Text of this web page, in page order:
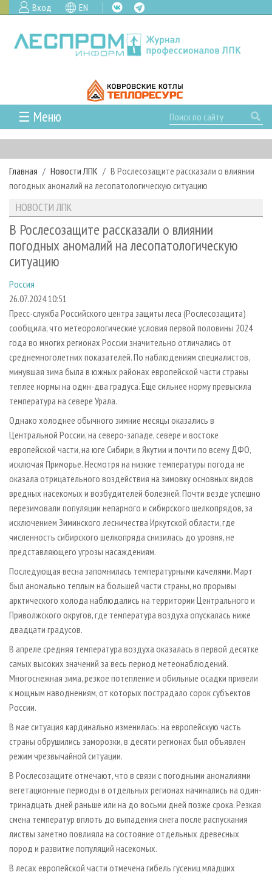
Вход EN
☰ Меню
ГЛАВНАЯ
РУБРИКИ И ТЕМЫ
РУБРИКИ ЖУРНАЛА
ЛЕСОЗАГОТОВКА
ЛЕСОПИЛЕНИЕ
ДЕРЕВООБРАБОТКА
СУШКА ДРЕВЕСИНЫ
ПРОИЗВОДСТВО ДРЕВЕСНЫХ ПЛИТ
ДЕРЕВЯННОЕ ДОМОСТРОЕНИЕ
ПРОИЗВОДСТВО МЕБЕЛИ
БИОЭНЕРГЕТИКА
ЦБП
ИНСТРУМЕНТ И МАТЕРИАЛЫ
НОВОСТИ
НОВОСТИ ЛПК
НОВОСТИ ЖУРНАЛА
НОВОСТИ КОМПАНИЙ
ПРОЕКТЫ ЛПИ
АНАЛИТИКА
ПРЕДПРИЯТИЯ ЛПК
ЛЕСНЫЕ РЕГИОНЫ РОССИИ
ПЕРСОНЫ
МОБИЛЬНЫЕ ВЫСТАВКИ
ОФИЦИАЛЬНЫЕ ДЕЛЕГАЦИИ
ПРИОРИТЕТНЫЕ ИНВЕСТПРОЕКТЫ
RUSSIAN FORESTRY REVIEW
ГАЗЕТА ЛЕСПРОМФОРУМ
БИБЛИОТЕКА СПЕЦИАЛИСТА
АРХИВ
АРХИВ ЖУРНАЛОВ
СТАТЬИ
О ЖУРНАЛЕ
ПОДПИСКА
КОНТАКТЫ
РЕКЛАМОДАТЕЛЯМ
РЕКЛАМА
РЕКЛАМА НА САЙТЕ
Главная Новости ЛПК
В Рослесозащите рассказали о влиянии
погодных аномалий на лесопатологическую ситуацию
НОВОСТИ ЛПК
В Рослесозащите рассказали о влиянии
погодных аномалий на лесопатологическую
ситуацию
Россия
26.07.2024 10:51
Пресс-служба Российского центра защиты леса (Рослесозащита)
сообщила, что метеорологические условия первой половины 2024
года во многих регионах России значительно отличались от
среднемноголетних показателей. По наблюдениям специалистов,
минувшая зима была в южных районах европейской части страны
теплее нормы на один-два градуса. Еще сильнее норму превысила
температура на севере Урала.
Однако холоднее обычного зимние месяцы оказались в
Центральной России, на северо-западе, севере и востоке
европейской части, на юге Сибири, в Якутии и почти по всему ДФО,
исключая Приморье. Несмотря на низкие температуры погода не
оказала отрицательного воздействия на зимовку основных видов
вредных насекомых и возбудителей болезней. Почти везде успешно
перезимовали популяции непарного и сибирского шелкопрядов, за
исключением Зиминского лесничества Иркутской области, где
численность сибирского шелкопряда снизилась до уровня, не
представляющего угрозы насаждениям.
Последующая весна запомнилась температурными качелями. Март
был аномально теплым на большей части страны, но прорывы
арктического холода наблюдались на территории Центрального и
Приволжского округов, где температура воздуха опускалась ниже
двадцати градусов.
В апреле средняя температура воздуха оказалась в первой десятке
самых высоких значений за весь период метеонаблюдений.
Многоснежная зима, резкое потепление и обильные осадки привели
к мощным наводнениям, от которых пострадало сорок субъектов
России.
В мае ситуация кардинально изменилась: на европейскую часть
страны обрушились заморозки, в десяти регионах был объявлен
режим чрезвычайной ситуации.
В Рослесозащите отмечают, что в связи с погодными аномалиями
вегетационные периоды в отдельных регионах начинались на один-
тринадцать дней раньше или на до восьми дней позже срока. Резкая
смена температур вплоть до выпадения снега после распускания
листвы заметно повлияла на состояние отдельных древесных
пород и развитие популяций насекомых.
В лесах европейской части отмечена гибель гусениц младших